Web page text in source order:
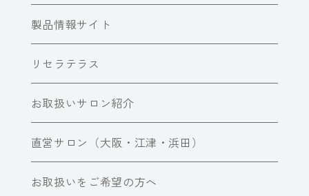
製品情報サイト
リセラテラス
お取扱いサロン紹介
直営サロン（大阪・江津・浜田）
お取扱いをご希望の方へ